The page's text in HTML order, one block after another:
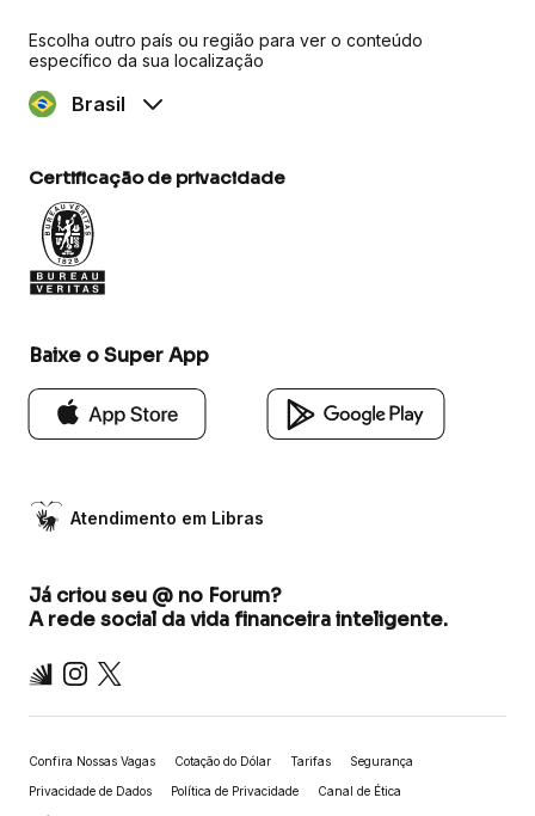
Escolha outro país ou região para ver o conteúdo
específico da sua localização
Brasil
Certificação de privacidade
Baixe o Super App
Atendimento em Libras
Já criou seu @ no Forum?
A rede social da vida financeira inteligente.
Inter Instagram
X
Confira Nossas Vagas Cotação do Dólar Tarifas Segurança
Privacidade de Dados Política de Privacidade Canal de Ética